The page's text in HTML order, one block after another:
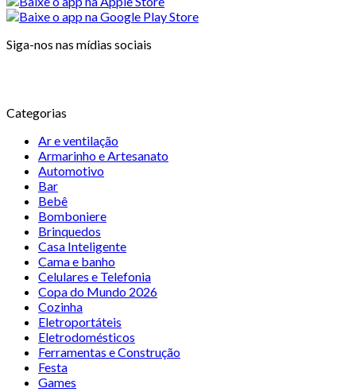
Siga-nos nas mídias sociais
Categorias
Ar e ventilação
Armarinho e Artesanato
Automotivo
Bar
Bebê
Bomboniere
Brinquedos
Casa Inteligente
Cama e banho
Celulares e Telefonia
Copa do Mundo 2026
Cozinha
Eletroportáteis
Eletrodomésticos
Ferramentas e Construção
Festa
Games